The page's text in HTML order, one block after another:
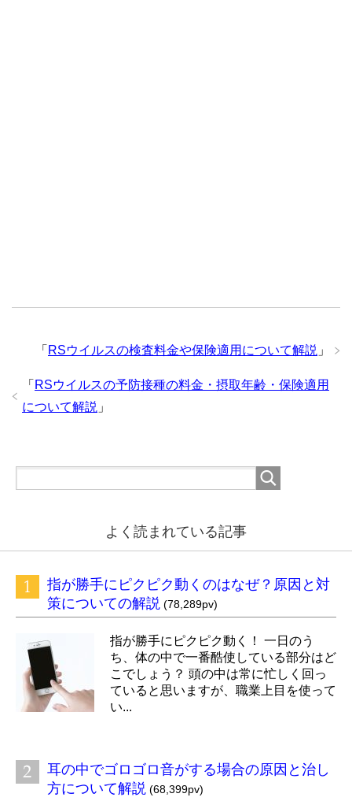
「 RSウイルスの検査料金や保険適用について解説 」
「 RSウイルスの予防接種の料金・摂取年齢・保険適用
について解説 」
よく読まれている記事
指が勝手にピクピク動くのはなぜ？原因と対
策についての解説 (78,289pv)
指が勝手にピクピク動く！ 一日のう
ち、体の中で一番酷使している部分はど
こでしょう？ 頭の中は常に忙しく回っ
ていると思いますが、職業上目を使って
い...
耳の中でゴロゴロ音がする場合の原因と治し
方について解説 (68,399pv)